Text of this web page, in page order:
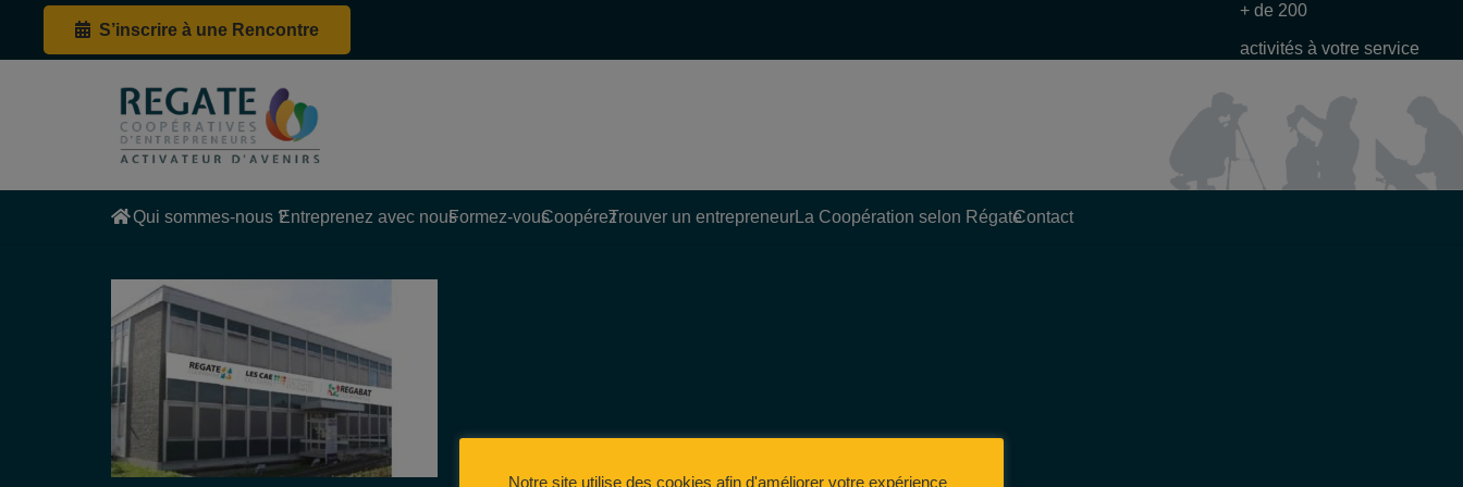
S’inscrire à une Rencontre
+ de 200
activités à votre service
Qui sommes-nous ?Entreprenez avec nousFormez-vousCoopérezTrouver un entrepreneurLa Coopération selon RégateContact
Notre site utilise des cookies afin d'améliorer votre expérience